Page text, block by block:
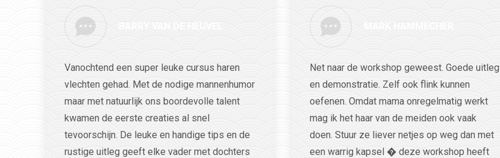
Vanochtend een super leuke cursus haren
vlechten gehad. Met de nodige mannenhumor
maar met natuurlijk ons boordevolle talent
kwamen de eerste creaties al snel
tevoorschijn. De leuke en handige tips en de
rustige uitleg geeft elke vader met dochters
Net naar de workshop geweest. Goede uitleg
en demonstratie. Zelf ook flink kunnen
oefenen. Omdat mama onregelmatig werkt
mag ik het haar van de meiden ook vaak
doen. Stuur ze liever netjes op weg dan met
een warrig kapsel � deze workshop heeft